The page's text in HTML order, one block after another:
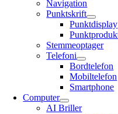
Navigation
Punktskrift
Punktdisplay
Stemmeoptager
Telefoni
Bordtelefon
Mobiltelefon
Smartphone
Computer
AI Briller